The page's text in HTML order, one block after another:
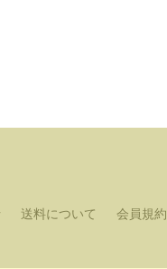
送料について 会員規約